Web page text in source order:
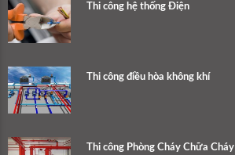
Thi công hệ thống Điện
Thi công điều hòa không khí
Thi công Phòng Cháy Chữa Cháy